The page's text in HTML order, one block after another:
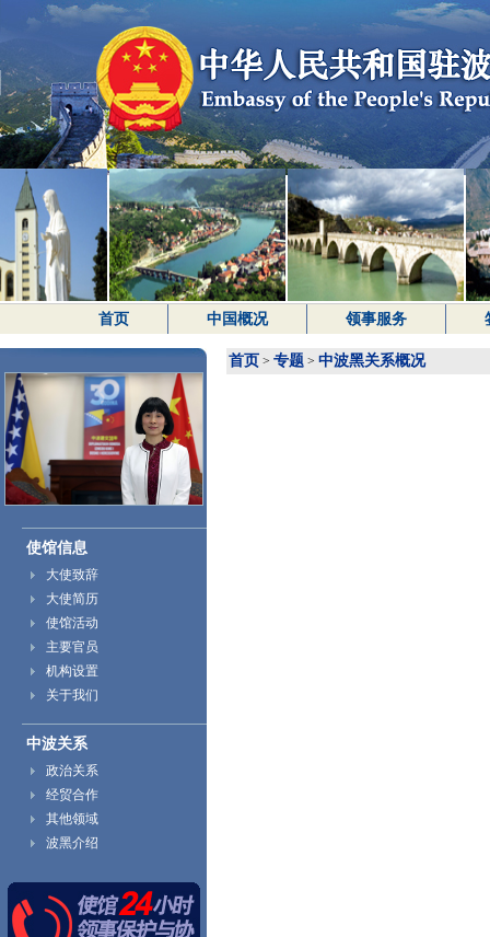
首页 中国概况 领事服务
使馆信息
大使致辞
大使简历
使馆活动
主要官员
机构设置
关于我们
中波关系
政治关系
经贸合作
其他领域
波黑介绍
首页 > 专题 > 中波黑关系概况